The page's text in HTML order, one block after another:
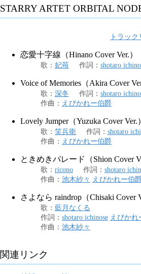
STARRY ARTET ORBITAL
トラッ
恋愛十字線（Hinano Cover Ver.）
歌 ： 妃苺 作詞 ： shotaro
Voice of Memories（Akira Cover
歌 ： 深冬 作詞 ： shotaro
作曲 ： えびかれー伯爵
Lovely Jumper（Yuzuka Cover Ver.）
歌 ： 笑兵衛 作詞 ： shotaro
作曲 ： えびかれー伯爵
ときめきパレード（Shion Cover
歌 ： ricono 作詞 ： shotaro
作曲 ： 池木紗々 えびかれー伯
さよなら raindrop（Chisaki Cover
歌 ： 藍月なくる
作詞 ： shotaro ichinose えびかれ
作曲 ： 池木紗々
関連リンク